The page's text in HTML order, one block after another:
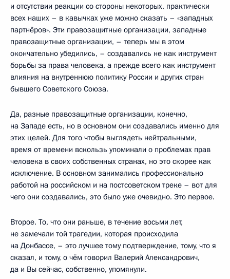
и отсутствии реакции со стороны некоторых, практически
всех наших – в кавычках уже можно сказать – «западных
партнёров». Эти правозащитные организации, западные
правозащитные организации, – теперь мы в этом
окончательно убедились, – создавались не как инструмент
борьбы за права человека, а прежде всего как инструмент
влияния на внутреннюю политику России и других стран
бывшего Советского Союза.
Да, разные правозащитные организации, конечно,
на Западе есть, но в основном они создавались именно для
этих целей. Для того чтобы выглядеть нейтральными,
время от времени вскользь упоминали о проблемах прав
человека в своих собственных странах, но это скорее как
исключение. В основном занимались профессионально
работой на российском и на постсоветском треке – вот для
чего они создавались, это было уже очевидно. Это первое.
Второе. То, что они раньше, в течение восьми лет,
не замечали той трагедии, которая происходила
на Донбассе, – это лучшее тому подтверждение, тому, что я
сказал, и тому, о чём говорил Валерий Александрович,
да и Вы сейчас, собственно, упомянули.